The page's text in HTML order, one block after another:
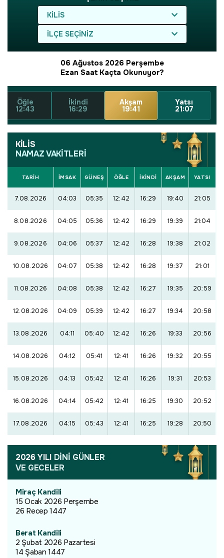
KILIS
İLÇE SEÇINIZ
06 Ağustos 2026 Perşembe
Ezan Saat Kaçta Okunuyor?
Öğle
12:43
İkindi
16:29
Akşam
19:41
Yatsı
21:07
KİLİS
NAMAZ VAKİTLERİ
TARİH İMSAK GÜNEŞ ÖĞLE İKINDI AKŞAM YATSI
7.08.2026 04:03 05:35 12:42 16:29 19:40 21:05
8.08.2026 04:05 05:36 12:42 16:29 19:39 21:04
9.08.2026 04:06 05:37 12:42 16:28 19:38 21:02
10.08.2026 04:07 05:38 12:42 16:28 19:37 21:01
11.08.2026 04:08 05:38 12:42 16:27 19:35 20:59
12.08.2026 04:09 05:39 12:42 16:27 19:34 20:58
13.08.2026 04:11 05:40 12:42 16:26 19:33 20:56
14.08.2026 04:12 05:41 12:41 16:26 19:32 20:55
15.08.2026 04:13 05:42 12:41 16:26 19:31 20:53
16.08.2026 04:14 05:42 12:41 16:25 19:30 20:52
17.08.2026 04:15 05:43 12:41 16:25 19:28 20:50
2026 YILI DİNİ GÜNLER
VE GECELER
Miraç Kandili
15 Ocak 2026 Perşembe
26 Recep 1447
Berat Kandili
2 Şubat 2026 Pazartesi
14 Şaban 1447